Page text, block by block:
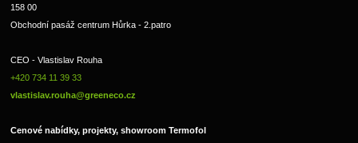
158 00
Obchodní pasáž centrum Hůrka - 2.patro
CEO - Vlastislav Rouha
+420 734 11 39 33
vlastislav.rouha@greeneco.cz
Cenové nabídky, projekty, showroom Termofol